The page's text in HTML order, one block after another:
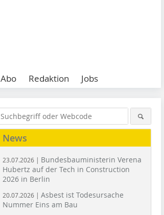
Abo Redaktion Jobs
News
23.07.2026 | Bundesbauministerin Verena
Hubertz auf der Tech in Construction
2026 in Berlin
20.07.2026 | Asbest ist Todesursache
Nummer Eins am Bau